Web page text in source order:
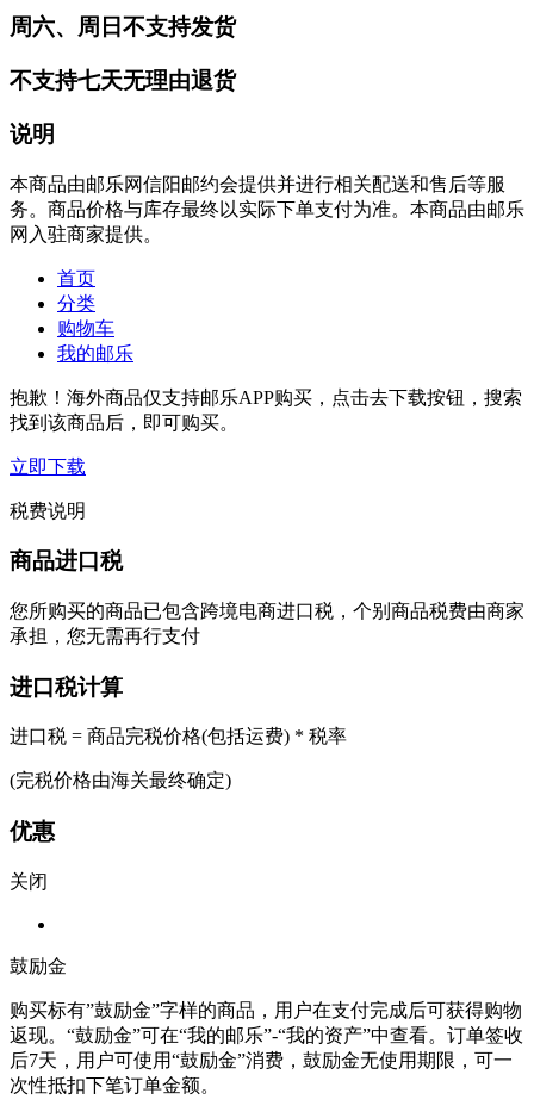
周六、周日不支持发货
不支持七天无理由退货
说明
本商品由邮乐网信阳邮约会提供并进行相关配送和售后等服
务。商品价格与库存最终以实际下单支付为准。本商品由邮乐
网入驻商家提供。
首页
分类
购物车
我的邮乐
抱歉！海外商品仅支持邮乐APP购买，点击去下载按钮，搜索
找到该商品后，即可购买。
立即下载
税费说明
商品进口税
您所购买的商品已包含跨境电商进口税，个别商品税费由商家
承担，您无需再行支付
进口税计算
进口税 = 商品完税价格(包括运费) * 税率
(完税价格由海关最终确定)
优惠
关闭
鼓励金
购买标有”鼓励金”字样的商品，用户在支付完成后可获得购物
返现。“鼓励金”可在“我的邮乐”-“我的资产”中查看。订单签收
后7天，用户可使用“鼓励金”消费，鼓励金无使用期限，可一
次性抵扣下笔订单金额。